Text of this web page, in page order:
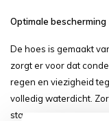
Optimale bescherming
De hoes is gemaakt
zorgt er voor dat
regen en viezigheid
volledig waterdicht.
staan.